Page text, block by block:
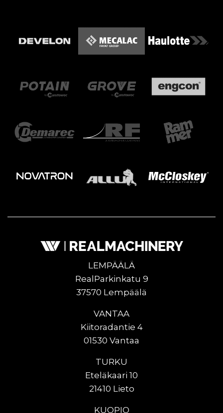
LEMPÄÄLÄ
RealParkinkatu 9
37570 Lempäälä
VANTAA
Kiitoradantie 4
01530 Vantaa
TURKU
Eteläkaari 10
21410 Lieto
KUOPIO